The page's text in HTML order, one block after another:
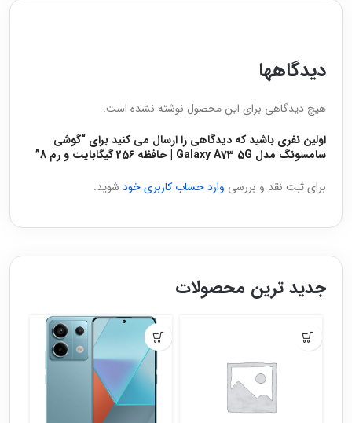
دیدگاهها
هیچ دیدگاهی برای این محصول نوشته نشده است.
اولین نفری باشید که دیدگاهی را ارسال می کنید برای “گوشی
سامسونگ مدل Galaxy A73 5G | حافظه 256 گیگابایت و رم 8”
برای ثبت نقد و بررسی وارد حساب کاربری خود شوید.
جدید ترین محصولات